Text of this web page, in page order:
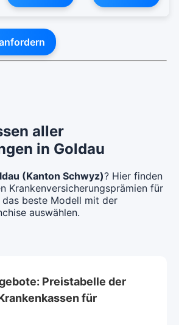
aller
in Goldau
(Kanton Schwyz)? Hier finden
Krankenversicherungsprämien für
beste Modell mit der
auswählen.
Preistabelle der
für